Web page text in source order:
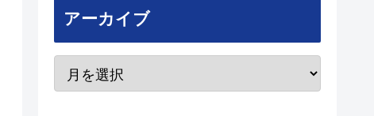
アーカイブ